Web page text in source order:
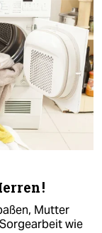
Mutter
wie